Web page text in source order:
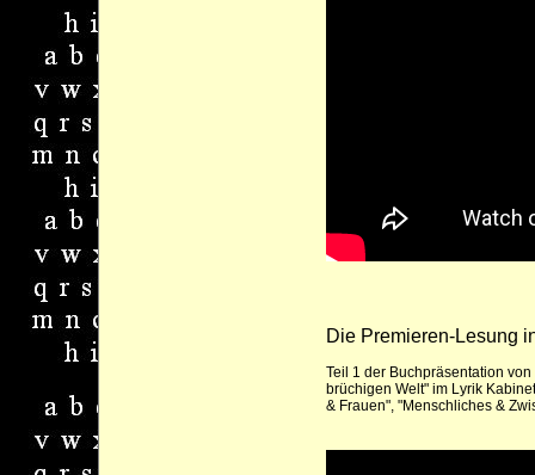
Die Premieren-Lesung
Teil 1 der Buchpräsentation
brüchigen Welt" im Lyrik
& Frauen", "Menschliches &